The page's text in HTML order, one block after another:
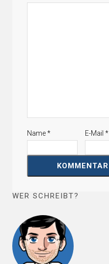
Name* E-Mail *
WER SCHREIBT?